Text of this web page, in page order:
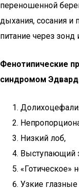
переношенной
дыхания, сосания и
питание через зонд
Фенотипические
синдромом
Низкий лоб,
Выступающий
«Готическое»
Узкие